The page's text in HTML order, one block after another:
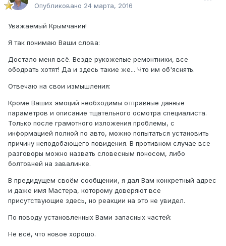
Опубликовано 24 марта, 2016
Уважаемый Крымчанин!
Я так понимаю Ваши слова:
Достало меня всё. Везде рукожепые ремонтники, все
ободрать хотят! Да и здесь такие же... Что им об'яснять.
Отвечаю на свои измышления:
Кроме Ваших эмоций необходимы отправные данные
параметров и описание тщательного осмотра специалиста.
Только после грамотного изложения проблемы, с
информацией полной по авто, можно попытаться установить
причину неподобающего повидения. В противном случае все
разговоры можно назвать словесным поносом, либо
болтовней на завалинке.
В предидущем своём сообщении, я дал Вам конкретный адрес
и даже имя Мастера, которому доверяют все
присутствующие здесь, но реакции на это не увидел.
По поводу установленных Вами запасных частей:
Не всё, что новое хорошо.